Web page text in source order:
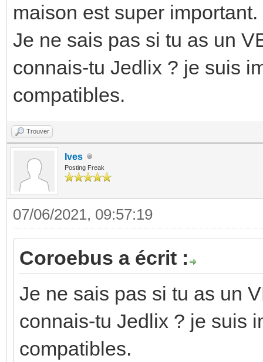
maison est super important.
Je ne sais pas si tu as un
connais-tu Jedlix ? je suis
compatibles.
Trouver
Ives
Posting Freak
07/06/2021, 09:57:19
Coroebus a écrit :
Je ne sais pas si tu as un
connais-tu Jedlix ? je suis
compatibles.